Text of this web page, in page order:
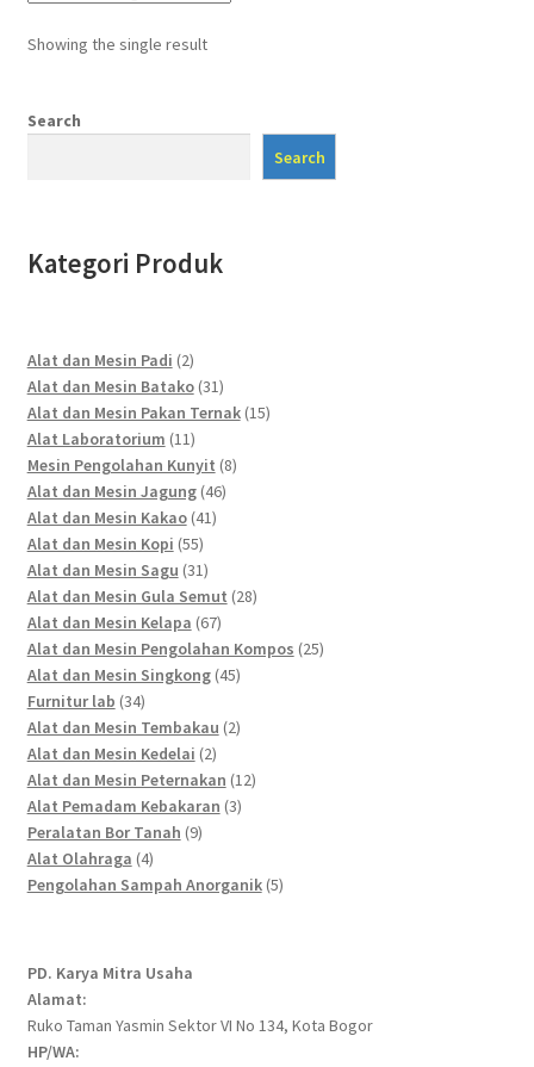
Showing the single result
Search
Search
Kategori Produk
Alat dan Mesin Padi 22
products
Alat dan Mesin Batako 3131
products
Alat dan Mesin Pakan Ternak 1515
Alat Laboratorium 1111
products
Mesin Pengolahan Kunyit 88
Alat dan Mesin Jagung 4646
Alat dan Mesin Kakao 4141
Alat dan Mesin Kopi 5555
products
Alat dan Mesin Sagu 3131
products
Alat dan Mesin Gula Semut 2828
Alat dan Mesin Kelapa 6767
products
Alat dan Mesin Pengolahan Kompos 2525
Alat dan Mesin Singkong 4545
Furnitur lab 3434
products
Alat dan Mesin Tembakau 22
Alat dan Mesin Kedelai 22
products
Alat dan Mesin Peternakan 1212
Alat Pemadam Kebakaran 33
Peralatan Bor Tanah 99
Alat Olahraga 44
products
Pengolahan Sampah Anorganik 55
PD. Karya Mitra Usaha
Alamat:
Ruko Taman Yasmin Sektor VI No 134, Kota Bogor
HP/WA: